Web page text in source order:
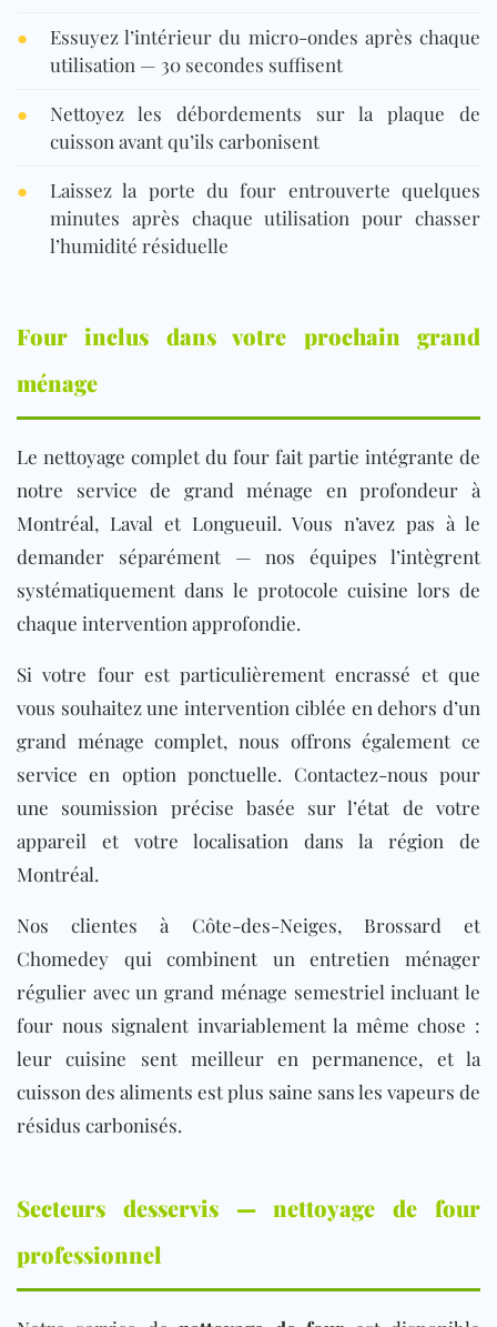
●
Essuyez l’intérieur du micro-ondes après chaque
utilisation — 30 secondes suffisent
●
Nettoyez les débordements sur la plaque de
cuisson avant qu’ils carbonisent
●
Laissez la porte du four entrouverte quelques
minutes après chaque utilisation pour chasser
l’humidité résiduelle
Four inclus dans votre prochain grand
ménage
Le nettoyage complet du four fait partie intégrante de
notre service de grand ménage en profondeur à
Montréal, Laval et Longueuil. Vous n’avez pas à le
demander séparément — nos équipes l’intègrent
systématiquement dans le protocole cuisine lors de
chaque intervention approfondie.
Si votre four est particulièrement encrassé et que
vous souhaitez une intervention ciblée en dehors d’un
grand ménage complet, nous offrons également ce
service en option ponctuelle. Contactez-nous pour
une soumission précise basée sur l’état de votre
appareil et votre localisation dans la région de
Montréal.
Nos clientes à Côte-des-Neiges, Brossard et
Chomedey qui combinent un entretien ménager
régulier avec un grand ménage semestriel incluant le
four nous signalent invariablement la même chose :
leur cuisine sent meilleur en permanence, et la
cuisson des aliments est plus saine sans les vapeurs de
résidus carbonisés.
Secteurs desservis — nettoyage de four
professionnel